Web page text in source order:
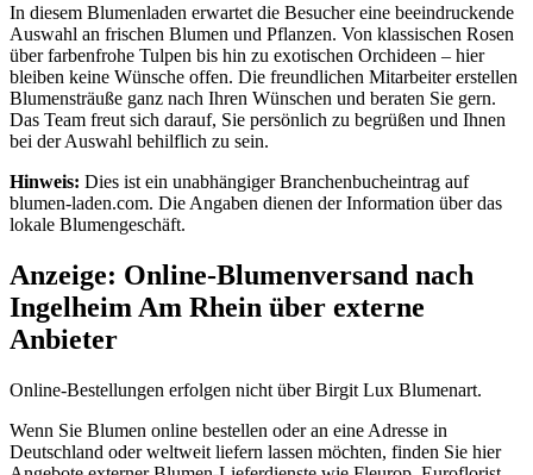
In diesem Blumenladen erwartet die Besucher eine beeindruckende
Auswahl an frischen Blumen und Pflanzen. Von klassischen Rosen
über farbenfrohe Tulpen bis hin zu exotischen Orchideen – hier
bleiben keine Wünsche offen. Die freundlichen Mitarbeiter erstellen
Blumensträuße ganz nach Ihren Wünschen und beraten Sie gern.
Das Team freut sich darauf, Sie persönlich zu begrüßen und Ihnen
bei der Auswahl behilflich zu sein.
Hinweis: Dies ist ein unabhängiger Branchenbucheintrag auf
blumen-laden.com. Die Angaben dienen der Information über das
lokale Blumengeschäft.
Anzeige: Online-Blumenversand nach
Ingelheim Am Rhein über externe
Anbieter
Online-Bestellungen erfolgen nicht über Birgit Lux Blumenart.
Wenn Sie Blumen online bestellen oder an eine Adresse in
Deutschland oder weltweit liefern lassen möchten, finden Sie hier